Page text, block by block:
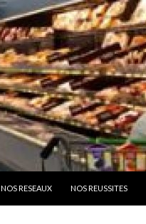
NOS RESEAUX NOS REUSSITES